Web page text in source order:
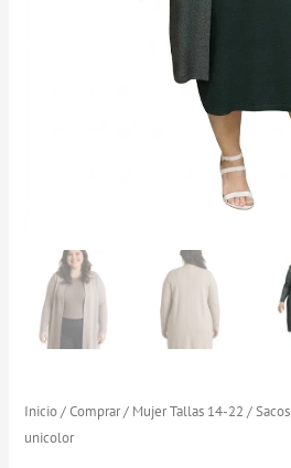
Inicio/Comprar/ Mujer Tallas 14-22 /Sacos
unicolor
Capa
mujer